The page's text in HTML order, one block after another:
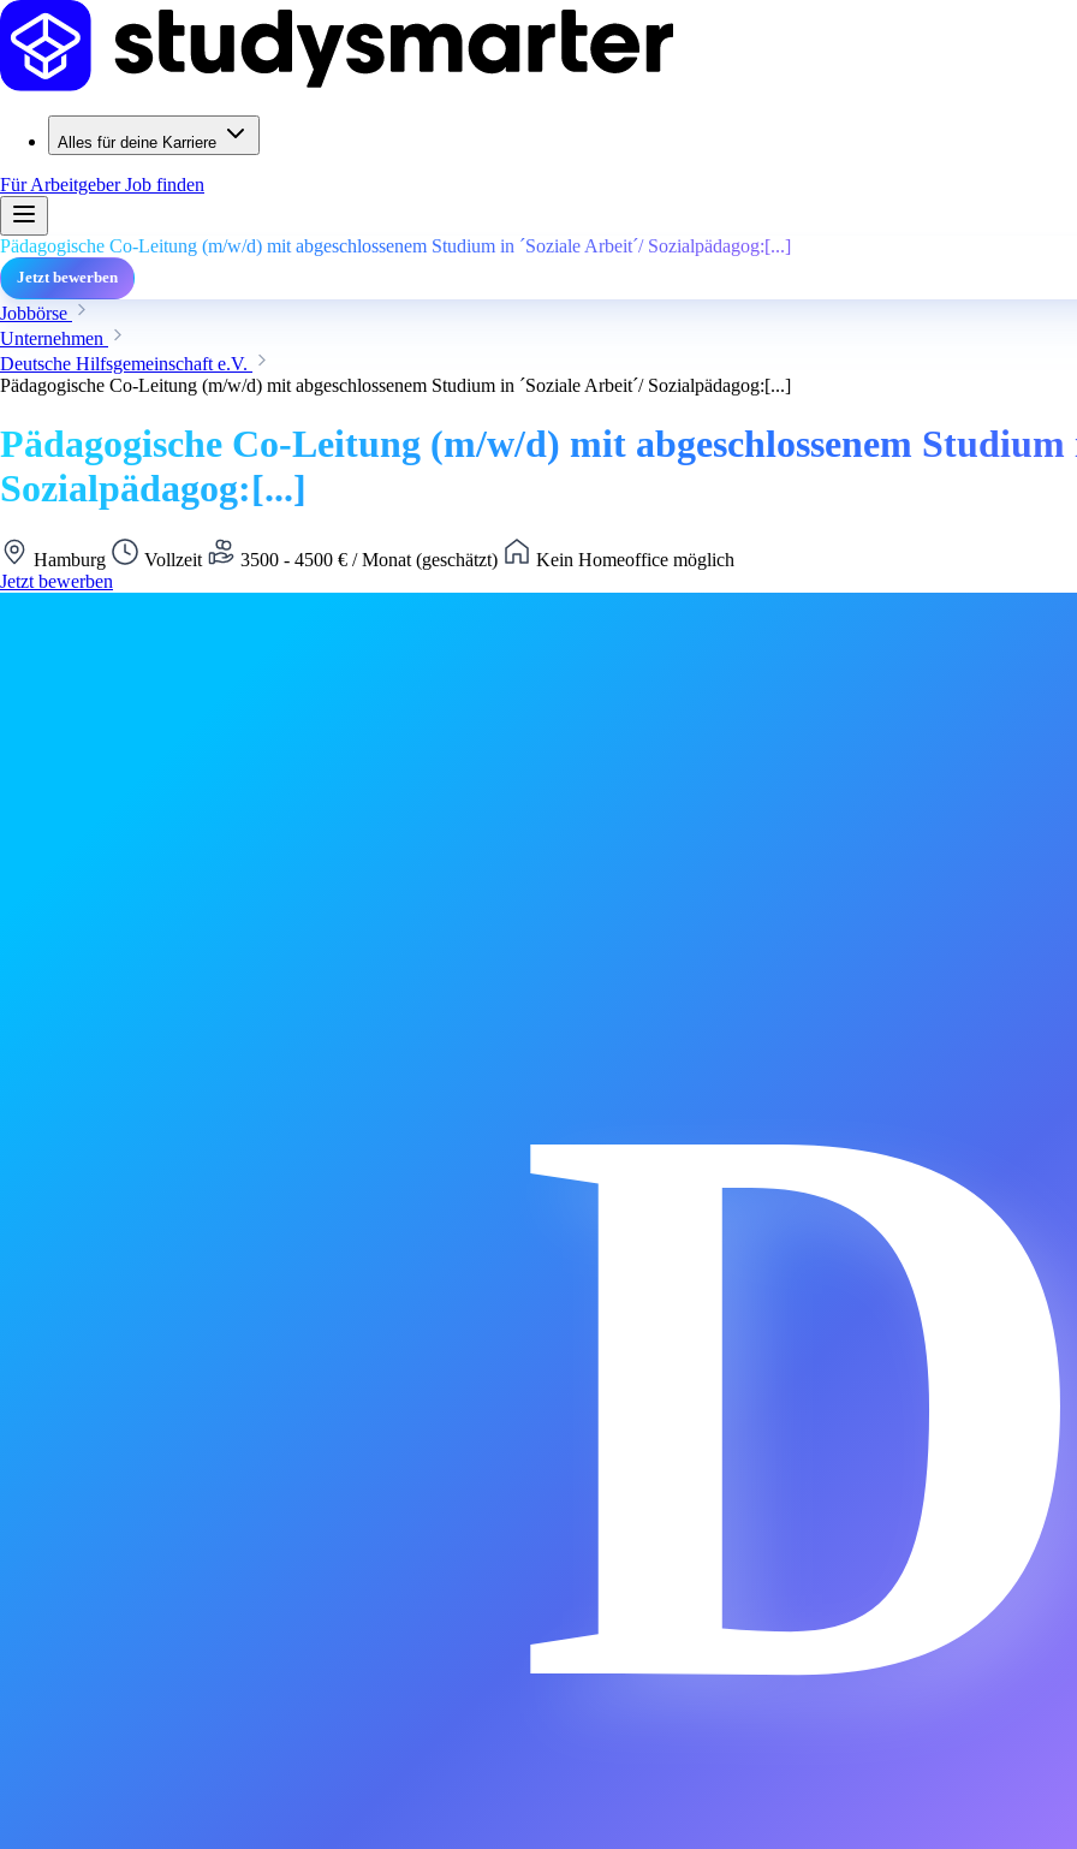
Alles für deine Karriere
Für ArbeitgeberJob finden
Pädagogische Co-Leitung (m/w/d) mit abgeschlossenem Studium in ´Soziale Arbeit´/ Sozialpädagog:[...]
Jetzt bewerben
Jobbörse
Unternehmen
Deutsche Hilfsgemeinschaft e.V.
Pädagogische Co-Leitung (m/w/d) mit abgeschlossenem Studium in ´Soziale Arbeit´/ Sozialpädagog:[...]
Pädagogische Co-Leitung (m/w/d) mit abgeschlossenem Studium
Sozialpädagog:[...]
Hamburg Vollzeit 3500 - 4500 € / Monat (geschätzt)
Kein Homeoffice möglich
Jetzt bewerben